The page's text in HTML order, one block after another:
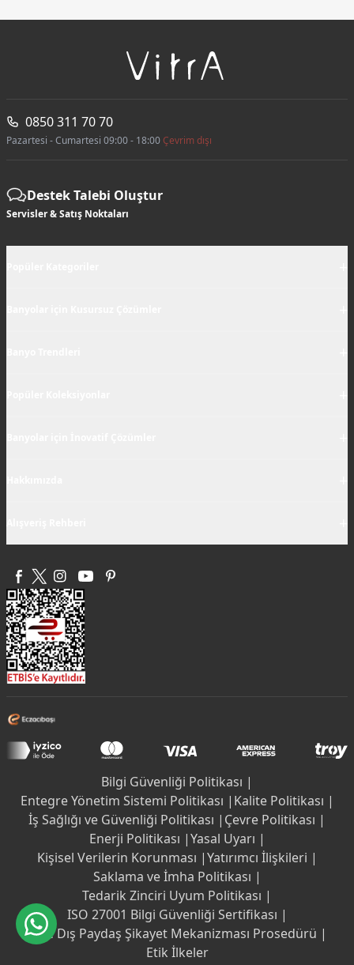
0850 311 70 70
Pazartesi - Cumartesi 09:00 - 18:00Çevrim dışı
Destek Talebi Oluştur
Servisler & Satış Noktaları
Bilgi Güvenliği Politikası |
Entegre Yönetim Sistemi Politikası | Kalite Politikası |
İş Sağlığı ve Güvenliği Politikası | Çevre Politikası |
Enerji Politikası |Yasal Uyarı |
Kişisel Verilerin Korunması |Yatırımcı İlişkileri |
Saklama ve İmha Politikası |
Tedarik Zinciri Uyum Politikası |
ISO 27001 Bilgi Güvenliği Sertifikası |
İç ve Dış Paydaş Şikayet Mekanizması Prosedürü |
Etik İlkeler